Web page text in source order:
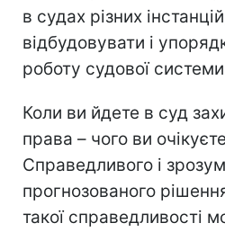
в судах різних
відбудовувати і
роботу судової
Коли ви йдете в суд
права – чого ви
Справедливого і
прогнозованого
такої справедливості